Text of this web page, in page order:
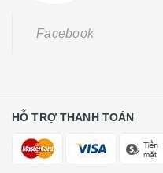
Facebook
HỖ TRỢ THANH TOÁN